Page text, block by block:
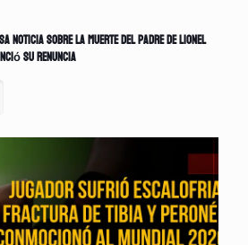
noticia sobre la muerte del padre de Lionel
su renuncia